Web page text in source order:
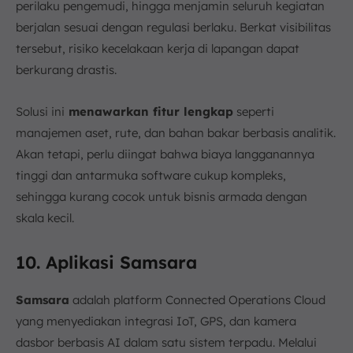
perilaku pengemudi, hingga menjamin seluruh kegiatan
berjalan sesuai dengan regulasi berlaku. Berkat visibilitas
tersebut, risiko kecelakaan kerja di lapangan dapat
berkurang drastis.
Solusi ini menawarkan fitur lengkap seperti
manajemen aset, rute, dan bahan bakar berbasis analitik.
Akan tetapi, perlu diingat bahwa biaya langganannya
tinggi dan antarmuka software cukup kompleks,
sehingga kurang cocok untuk bisnis armada dengan
skala kecil.
10. Aplikasi Samsara
Samsara adalah platform Connected Operations Cloud
yang menyediakan integrasi IoT, GPS, dan kamera
dasbor berbasis AI dalam satu sistem terpadu. Melalui